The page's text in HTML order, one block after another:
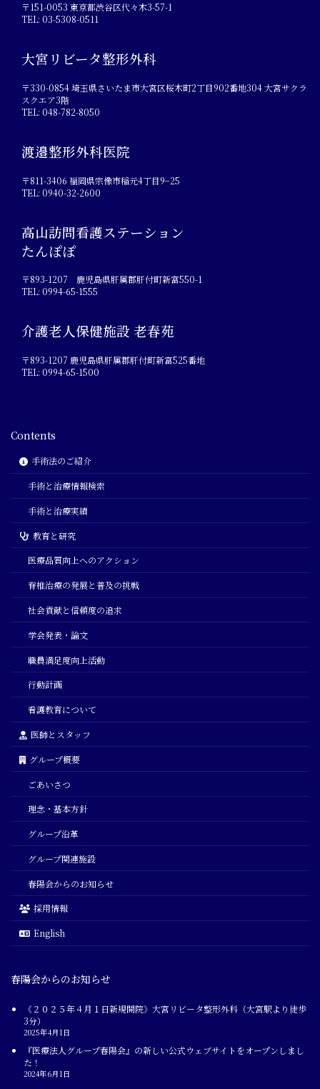
〒151-0053 東京都渋谷区代々木3-57-1
TEL: 03-5308-0511
大宮リビータ整形外科
〒330-0854 埼玉県さいたま市大宮区桜木町2丁目902番地304 大宮サクラ
スクエア3階
TEL: 048-782-8050
渡邉整形外科医院
〒811-3406 福岡県宗像市稲元4丁目9−25
TEL: 0940-32-2600
高山訪問看護ステーション
たんぽぽ
〒893-1207 鹿児島県肝属郡肝付町新富550-1
TEL: 0994-65-1555
介護老人保健施設 老春苑
〒893-1207 鹿児島県肝属郡肝付町新富525番地
TEL: 0994-65-1500
Contents
手術法のご紹介
手術と治療情報検索
手術と治療実績
教育と研究
医療品質向上へのアクション
脊椎治療の発展と普及の挑戦
社会貢献と信頼度の追求
学会発表・論文
職員満足度向上活動
行動計画
看護教育について
医師とスタッフ
グループ概要
ごあいさつ
理念・基本方針
グループ沿革
グループ関連施設
春陽会からのお知らせ
採用情報
English
春陽会からのお知らせ
《２０２５年４月１日新規開院》大宮リビータ整形外科（大宮駅より徒歩
3分）
2025年4月1日
『医療法人グループ春陽会』の新しい公式ウェブサイトをオープンしまし
た！
2024年6月1日